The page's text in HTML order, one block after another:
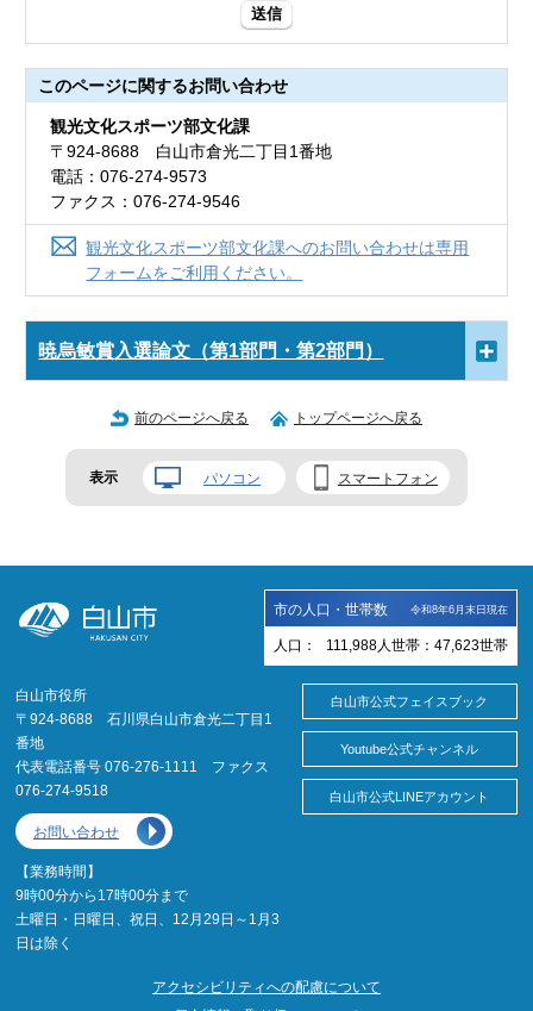
送信
このページに関するお問い合わせ
観光文化スポーツ部文化課
〒924-8688 白山市倉光二丁目1番地
電話：076-274-9573
ファクス：076-274-9546
観光文化スポーツ部文化課へのお問い合わせは専用
フォームをご利用ください。
暁烏敏賞入選論文（第1部門・第2部門）
前のページへ戻る トップページへ戻る
表示 パソコン スマートフォン
市の人口・世帯数 令和8年6月末日現在
人口： 111,988 人 世帯： 47,623世帯
白山市役所
〒924-8688 石川県白山市倉光二丁目1
番地
代表電話番号 076-276-1111 ファクス
076-274-9518
お問い合わせ
【業務時間】
9時00分から17時00分まで
土曜日・日曜日、祝日、12月29日～1月3
日は除く
白山市公式フェイスブック
Youtube公式チャンネル
白山市公式LINEアカウント
アクセシビリティへの配慮について